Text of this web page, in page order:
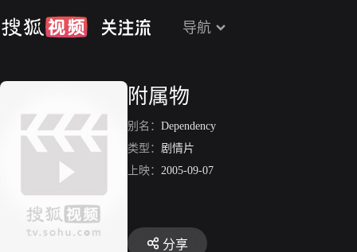
导航
附属物
别名： Dependency
类型： 剧情片
上映： 2005-09-07
分享